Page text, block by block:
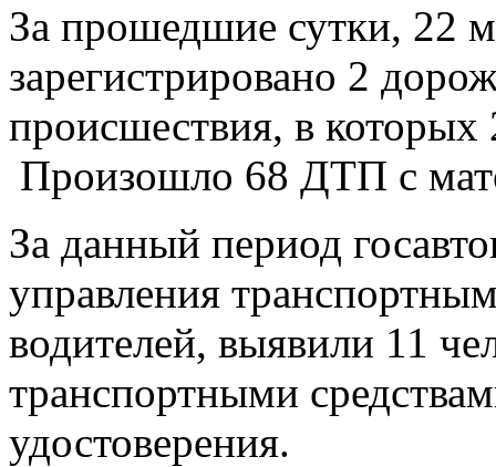
За прошедшие сутки, 22
зарегистрировано 2
происшествия, в которых
Произошло 68 ДТП с
За данный период
управления
водителей, выявили 11
транспортными
удостоверения.